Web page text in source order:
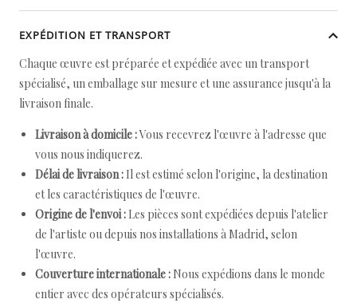
EXPÉDITION ET TRANSPORT
Chaque œuvre est préparée et expédiée avec un transport
spécialisé, un emballage sur mesure et une assurance jusqu'à la
livraison finale.
Livraison à domicile :Vous recevrez l'œuvre à l'adresse que
vous nous indiquerez.
Délai de livraison : Il est estimé selon l'origine, la destination
et les caractéristiques de l'œuvre.
Origine de l'envoi : Les pièces sont expédiées depuis l'atelier
de l'artiste ou depuis nos installations à Madrid, selon
l'œuvre.
Couverture internationale : Nous expédions dans le monde
entier avec des opérateurs spécialisés.